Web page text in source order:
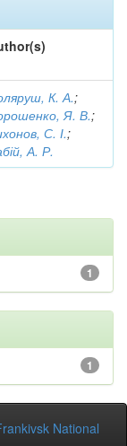
К. А.;
Я. В.;
С. І.;
А. Р.
1
1
National